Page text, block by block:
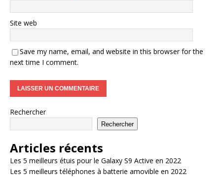
Site web
Save my name, email, and website in this browser for the
next time I comment.
Rechercher
Rechercher
Articles récents
Les 5 meilleurs étuis pour le Galaxy S9 Active en 2022
Les 5 meilleurs téléphones à batterie amovible en 2022